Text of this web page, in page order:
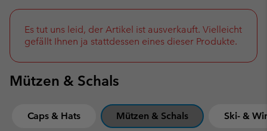
NAV
SKIP
TO
SEARCH
Es tut uns leid, der Artikel ist ausverkauft. Vielleicht
gefällt Ihnen ja stattdessen eines dieser Produkte.
Mützen & Schals
Caps & Hats Mützen & Schals Ski- &